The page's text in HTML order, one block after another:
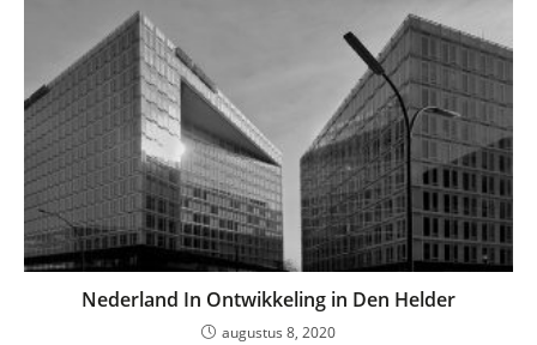
Nederland In Ontwikkeling in Den Helder
augustus 8, 2020